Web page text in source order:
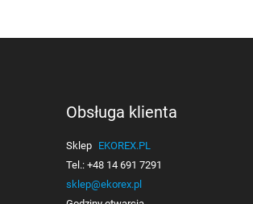
Obsługa klienta
Sklep EKOREX.PL
Tel.: +48 14 691 7291
sklep@ekorex.pl